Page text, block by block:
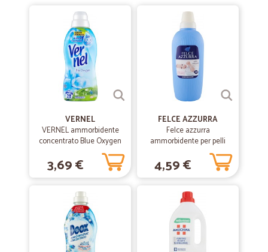
Servizio impeccabile
—Dionigia D.
Merce buona
Merce buona, buona anche la spedizione però ho notato che alcuni
articoli sono un pochino cari
10/09/2019
—Maria daniela R.
Consegna velocissima
Consegna velocissima
—Patrizia G.
buoni prodotti
buoni prodotti, ottimo servizio di consegna
VERNEL
VERNEL ammorbidente
concentrato Blue Oxygen
3,69 €
FELCE AZZURRA
Felce azzurra
ammorbidente per pelli
4,59 €